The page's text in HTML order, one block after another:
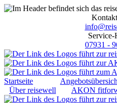
07931 -
Startseite
Über reisewell
AKON